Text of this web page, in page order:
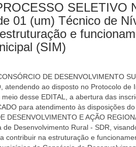
SELETIVO
01 (um) Técnico de
e
(SIM)
DE DESENVOLVIMENTO
, atendendo ao disposto no Protocolo
meio desse EDITAL, a abertura das
para atendimento às disposições do
DESENVOLVIMENTO E AÇÃO
de Desenvolvimento Rural - SDR ,
contribuir na estruturação e